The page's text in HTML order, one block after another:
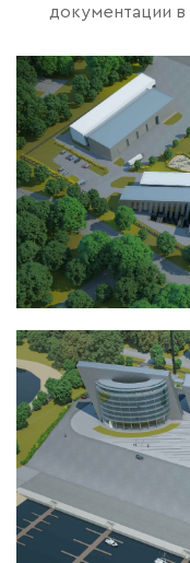
документации в